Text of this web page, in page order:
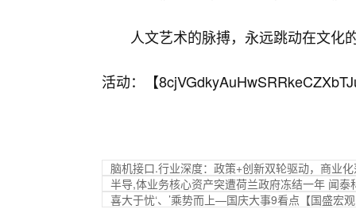
人文艺术的脉搏，永远跳动在文化
活动：【
脑机接口.行业深度：政策+创新双轮驱动，商业
半导,体业务核心资产突遭荷兰政府冻结一年 闻泰
喜大于忧‘、’乘势而上—国庆大事9看点【国盛宏